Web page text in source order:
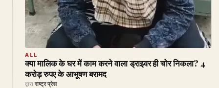
ALL
क्या मालिक के घर में काम करने वाला ड्राइवर ही चोर निकला? 4
करोड़ रुपए के आभूषण बरामद
द्वारा राष्ट्र प्रेस